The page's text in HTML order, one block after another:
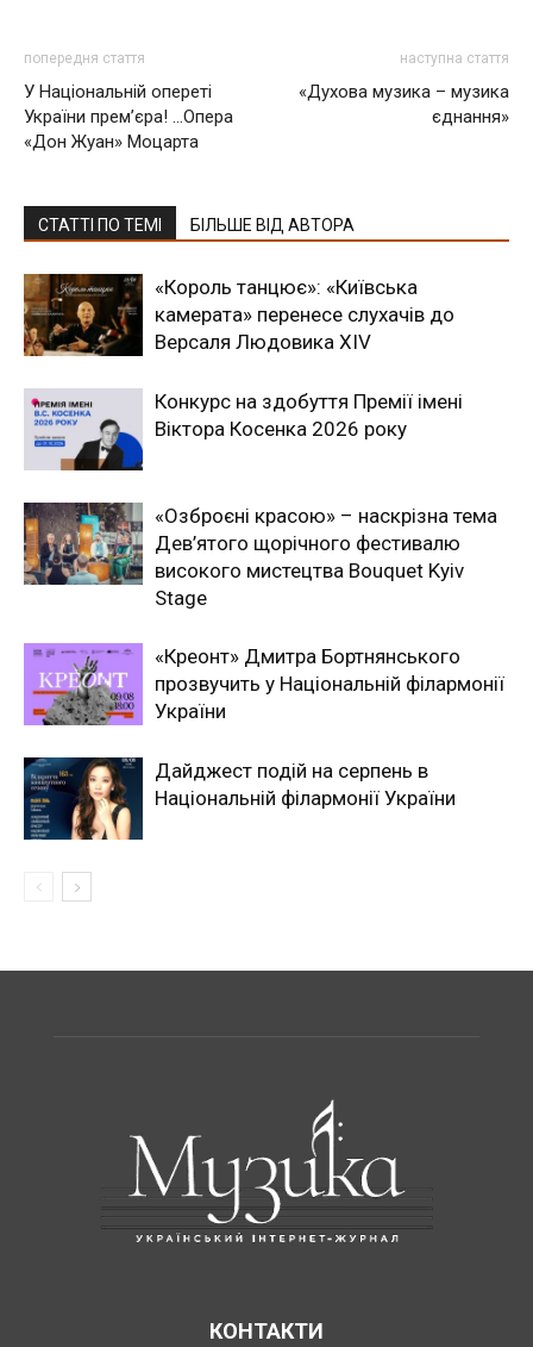
попередня стаття
У Національній опереті
України прем’єра! …Опера
«Дон Жуан» Моцарта
наступна стаття
«Духова музика – музика
єднання»
СТАТТІ ПО ТЕМІ БІЛЬШЕ ВІД АВТОРА
«Король танцює»: «Київська
камерата» перенесе слухачів до
Версаля Людовика XIV
Конкурс на здобуття Премії імені
Віктора Косенка 2026 року
«Озброєні красою» – наскрізна тема
Дев’ятого щорічного фестивалю
високого мистецтва Bouquet Kyiv
Stage
«Креонт» Дмитра Бортнянського
прозвучить у Національній філармонії
України
Дайджест подій на серпень в
Національній філармонії України
КОНТАКТИ